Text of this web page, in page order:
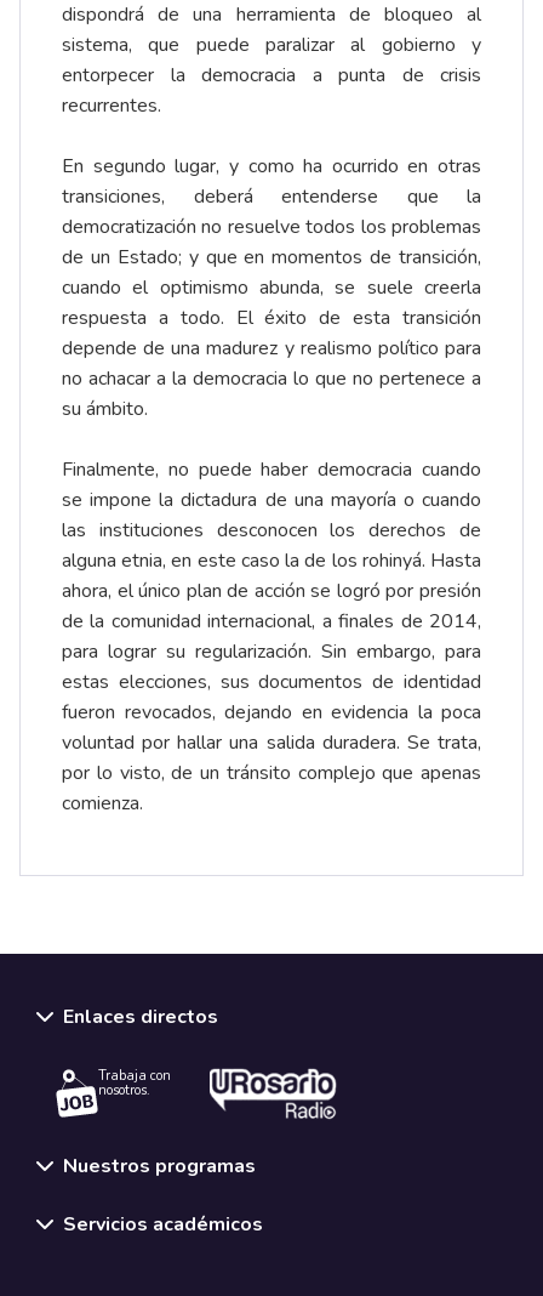
dispondrá de una herramienta de bloqueo al
sistema, que puede paralizar al gobierno y
entorpecer la democracia a punta de crisis
recurrentes.
En segundo lugar, y como ha ocurrido en otras
transiciones, deberá entenderse que la
democratización no resuelve todos los problemas
de un Estado; y que en momentos de transición,
cuando el optimismo abunda, se suele creerla
respuesta a todo. El éxito de esta transición
depende de una madurez y realismo político para
no achacar a la democracia lo que no pertenece a
su ámbito.
Finalmente, no puede haber democracia cuando
se impone la dictadura de una mayoría o cuando
las instituciones desconocen los derechos de
alguna etnia, en este caso la de los rohinyá. Hasta
ahora, el único plan de acción se logró por presión
de la comunidad internacional, a finales de 2014,
para lograr su regularización. Sin embargo, para
estas elecciones, sus documentos de identidad
fueron revocados, dejando en evidencia la poca
voluntad por hallar una salida duradera. Se trata,
por lo visto, de un tránsito complejo que apenas
comienza.
Enlaces directos
Trabaja con
nosotros.
Nuestros programas
Servicios académicos